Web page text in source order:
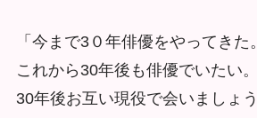
「今まで3０年俳優をやってきた。
これから30年後も俳優でいたい。
30年後お互い現役で会いましょう